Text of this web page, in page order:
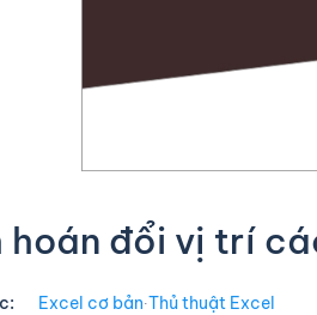
hoán đổi vị trí
Excel cơ bản∙Thủ thuật Excel